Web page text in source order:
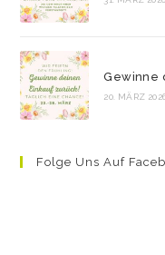
Gewinne
20. MÄRZ
Folge Uns Auf